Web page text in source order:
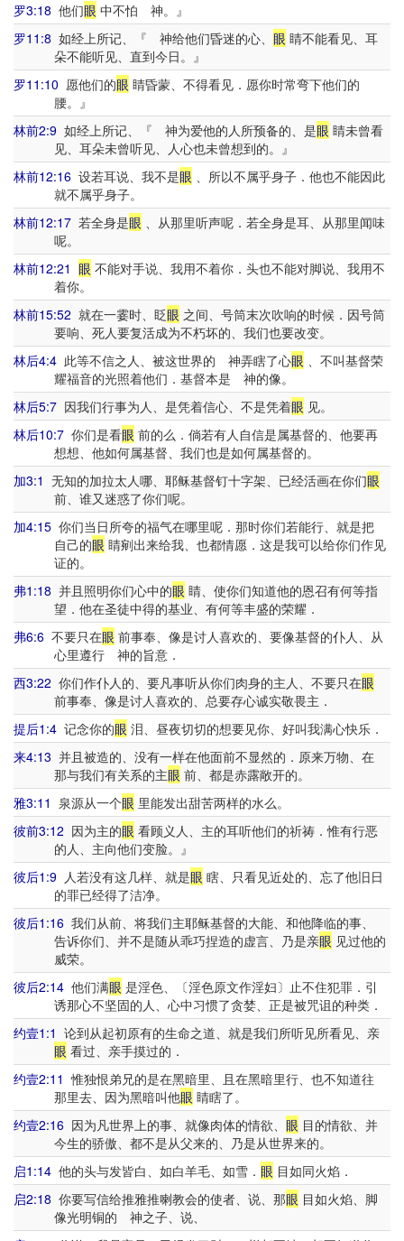
罗3:18 他们眼 中不怕 神。』
罗11:8 如经上所记、『 神给他们昏迷的心、 眼 睛不能看见、耳
朵不能听见、直到今日。』
罗11:10 愿他们的眼 睛昏蒙、不得看见．愿你时常弯下他们的
腰。』
林前2:9 如经上所记、『 神为爱他的人所预备的、是眼 睛未曾看
见、耳朵未曾听见、人心也未曾想到的。』
林前12:16 设若耳说、我不是眼 、所以不属乎身子．他也不能因此
就不属乎身子。
林前12:17 若全身是眼 、从那里听声呢．若全身是耳、从那里闻味
呢。
林前12:21 眼 不能对手说、我用不着你．头也不能对脚说、我用不
着你。
林前15:52 就在一霎时、眨眼 之间、号筒末次吹响的时候．因号筒
要响、死人要复活成为不朽坏的、我们也要改变。
林后4:4 此等不信之人、被这世界的 神弄瞎了心眼 、不叫基督荣
耀福音的光照着他们．基督本是 神的像。
林后5:7 因我们行事为人、是凭着信心、不是凭着眼 见。
林后10:7 你们是看眼 前的么．倘若有人自信是属基督的、他要再
想想、他如何属基督、我们也是如何属基督的。
加3:1 无知的加拉太人哪、耶稣基督钉十字架、已经活画在你们眼
前、谁又迷惑了你们呢。
加4:15 你们当日所夸的福气在哪里呢．那时你们若能行、就是把
自己的眼 睛剜出来给我、也都情愿．这是我可以给你们作见
证的。
弗1:18 并且照明你们心中的眼 睛、使你们知道他的恩召有何等指
望．他在圣徒中得的基业、有何等丰盛的荣耀．
弗6:6 不要只在眼 前事奉、像是讨人喜欢的、要像基督的仆人、从
心里遵行 神的旨意．
西3:22 你们作仆人的、要凡事听从你们肉身的主人、不要只在眼
前事奉、像是讨人喜欢的、总要存心诚实敬畏主．
提后1:4 记念你的眼 泪、昼夜切切的想要见你、好叫我满心快乐．
来4:13 并且被造的、没有一样在他面前不显然的．原来万物、在
那与我们有关系的主眼 前、都是赤露敞开的。
雅3:11 泉源从一个眼 里能发出甜苦两样的水么。
彼前3:12 因为主的眼 看顾义人、主的耳听他们的祈祷．惟有行恶
的人、主向他们变脸。』
彼后1:9 人若没有这几样、就是眼 瞎、只看见近处的、忘了他旧日
的罪已经得了洁净。
彼后1:16 我们从前、将我们主耶稣基督的大能、和他降临的事、
告诉你们、并不是随从乖巧捏造的虚言、乃是亲眼 见过他的
威荣。
彼后2:14 他们满眼 是淫色、〔淫色原文作淫妇〕止不住犯罪．引
诱那心不坚固的人、心中习惯了贪婪、正是被咒诅的种类．
约壹1:1 论到从起初原有的生命之道、就是我们所听见所看见、亲
眼 看过、亲手摸过的．
约壹2:11 惟独恨弟兄的是在黑暗里、且在黑暗里行、也不知道往
那里去、因为黑暗叫他眼 睛瞎了。
约壹2:16 因为凡世界上的事、就像肉体的情欲、 眼 目的情欲、并
今生的骄傲、都不是从父来的、乃是从世界来的。
启1:14 他的头与发皆白、如白羊毛、如雪． 眼 目如同火焰．
启2:18 你要写信给推雅推喇教会的使者、说、那眼 目如火焰、脚
像光明铜的 神之子、说、